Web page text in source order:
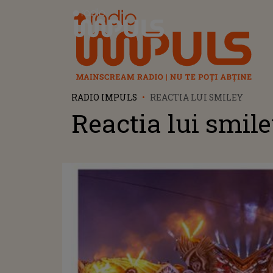
Radio Impuls
RADIO IMPULS REACTIA LUI SMILEY
Reactia lui